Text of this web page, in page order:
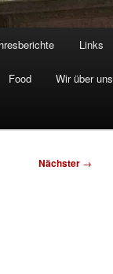
Links
Food Wir über uns
Nächster →